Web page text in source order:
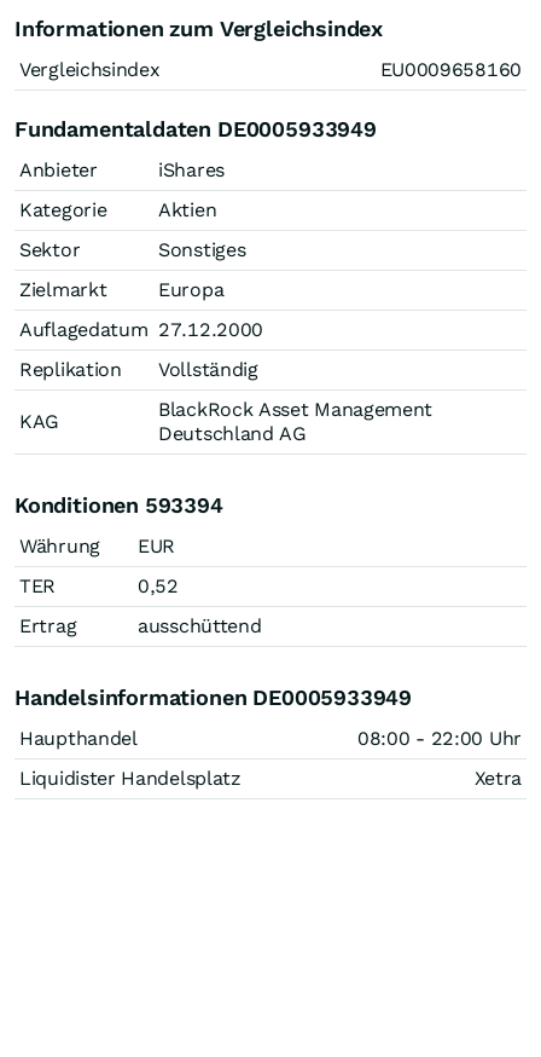
Informationen zum Vergleichsindex
Vergleichsindex EU0009658160
Fundamentaldaten DE0005933949
Anbieter
iShares
Kategorie
Aktien
Sektor
Sonstiges
Zielmarkt
Europa
Auflagedatum 27.12.2000
Replikation
Vollständig
KAG
BlackRock Asset Management
Deutschland AG
Konditionen 593394
Währung
EUR
TER
0,52
Ertrag
ausschüttend
Handelsinformationen DE0005933949
Haupthandel
08:00 - 22:00 Uhr
Liquidister Handelsplatz
Xetra